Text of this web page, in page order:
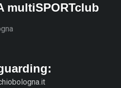
multiSPORTclub